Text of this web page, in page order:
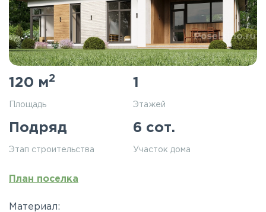
120 м2
Площадь
1
Этажей
Подряд
Этап строительства
6 сот.
Участок дома
План поселка
Материал: